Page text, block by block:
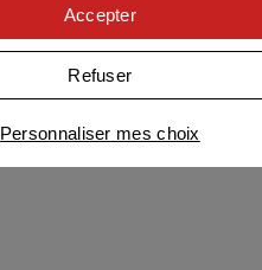
Personnaliser mes choix
Refuser
Accepter